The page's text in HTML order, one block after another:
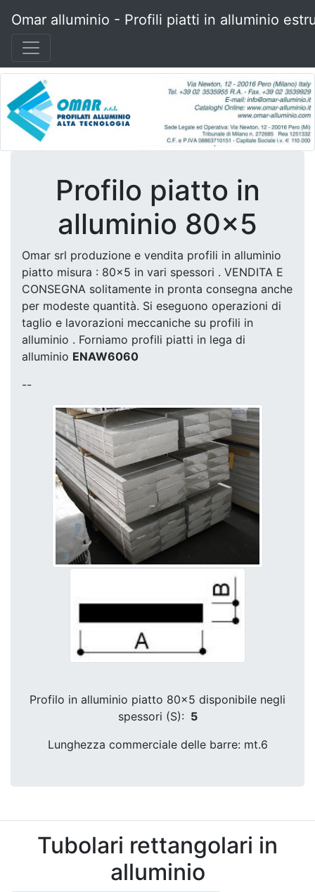
Omar alluminio - Profili piatti in alluminio
Profilo piatto in
alluminio 80x5
Omar srl produzione e vendita profili in alluminio
piatto misura : 80x5 in vari spessori . VENDITA E
CONSEGNA solitamente in pronta consegna anche
per modeste quantità. Si eseguono operazioni di
taglio e lavorazioni meccaniche su profili in
alluminio . Forniamo profili piatti in lega di
alluminio ENAW6060
--
Profilo in alluminio piatto 80x5 disponibile negli
spessori (S): 5
Lunghezza commerciale delle barre: mt.6
Tubolari rettangolari in
alluminio